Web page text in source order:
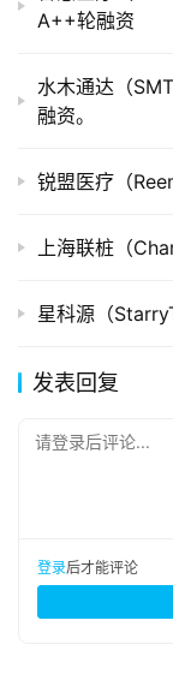
院A++轮融资
水木通达（
融资。
锐盟医疗（
上海联桩（
星科源（
发表回复
请登录后评论...
登录后才能评论